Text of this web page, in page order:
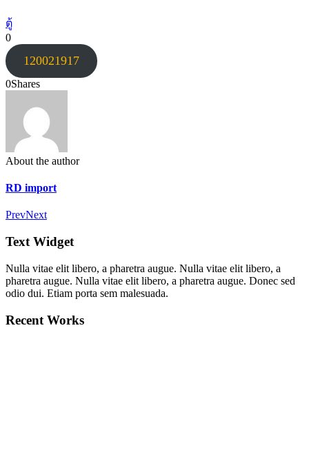
ตู้
0
120021917
0Shares
About the author
RD import
PrevNext
Text Widget
Nulla vitae elit libero, a pharetra augue. Nulla vitae elit libero, a
pharetra augue. Nulla vitae elit libero, a pharetra augue. Donec sed
odio dui. Etiam porta sem malesuada.
Recent Works